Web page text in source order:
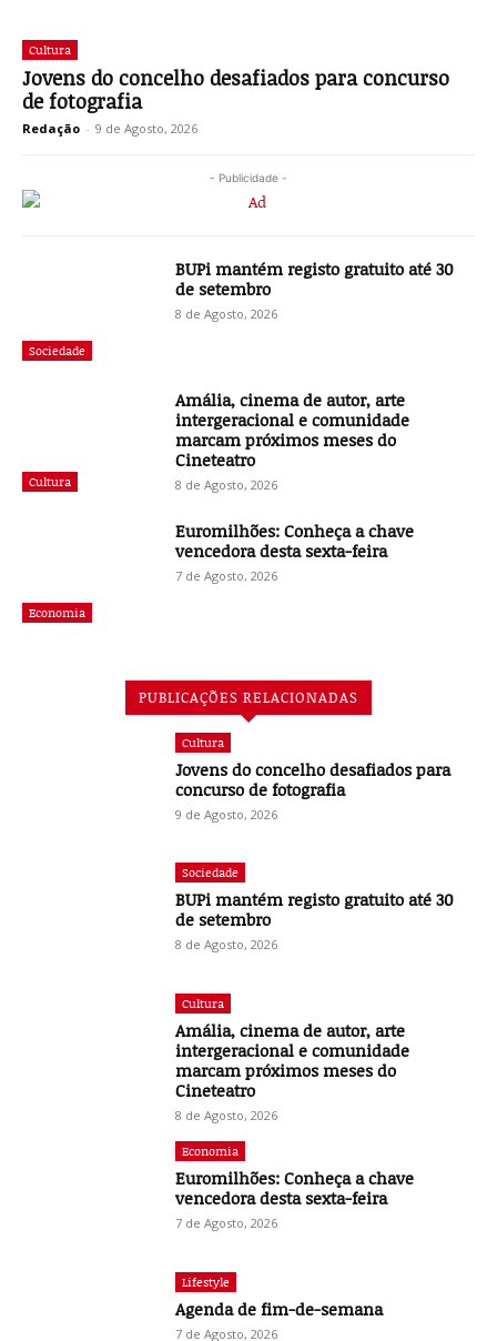
Cultura
Jovens do concelho desafiados para concurso
de fotografia
Redação - 9 de Agosto, 2026
- Publicidade -
Sociedade
BUPi mantém registo gratuito até 30
de setembro
8 de Agosto, 2026
Cultura
Amália, cinema de autor, arte
intergeracional e comunidade
marcam próximos meses do
Cineteatro
8 de Agosto, 2026
Economia
Euromilhões: Conheça a chave
vencedora desta sexta-feira
7 de Agosto, 2026
PUBLICAÇÕES RELACIONADAS
Cultura
Jovens do concelho desafiados para
concurso de fotografia
9 de Agosto, 2026
Sociedade
BUPi mantém registo gratuito até 30
de setembro
8 de Agosto, 2026
Cultura
Amália, cinema de autor, arte
intergeracional e comunidade
marcam próximos meses do
Cineteatro
8 de Agosto, 2026
Economia
Euromilhões: Conheça a chave
vencedora desta sexta-feira
7 de Agosto, 2026
Lifestyle
Agenda de fim-de-semana
7 de Agosto, 2026